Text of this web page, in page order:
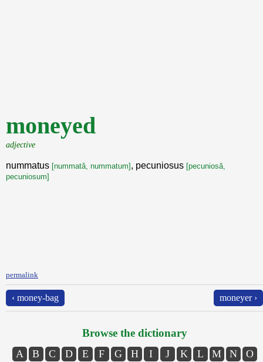
moneyed
adjective
nummatus [nummată, nummatum] , pecuniosus [pecuniosă,
pecuniosum]
permalink
‹ money-bag moneyer ›
Browse the dictionary
A B C D E F G H I J K L M N
O